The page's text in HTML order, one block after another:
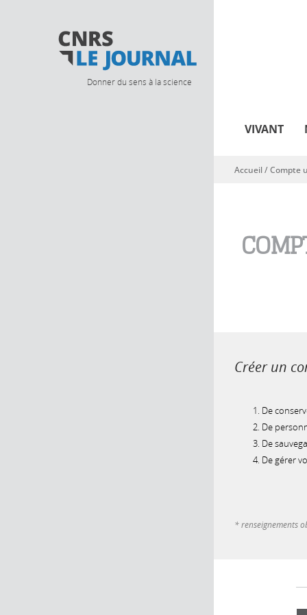
Donner du sens à la science
VIVANT
Vous êtes ici
Accueil/Compte
Créer un
De
De
De
De gérer
* renseignements